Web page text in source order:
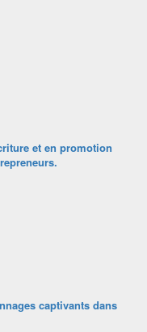
et en promotion
captivants dans